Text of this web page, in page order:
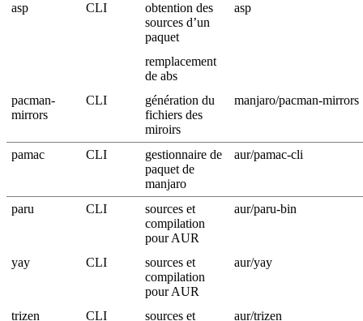
asp CLI
obtention des
sources d’un
paquet
asp
remplacement
de abs
pacman-
mirrors
CLI
génération du
fichiers des
miroirs
manjaro/pacman-mirrors
pamac CLI
gestionnaire de
paquet de
manjaro
aur/pamac-cli
paru CLI
sources et
compilation
pour AUR
aur/paru-bin
yay CLI
sources et
compilation
pour AUR
aur/yay
trizen CLI
sources et
aur/trizen